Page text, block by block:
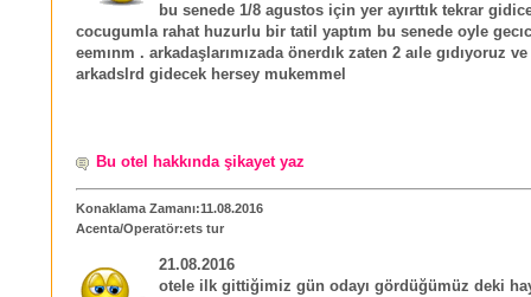
bu senede 1/8 agustos için yer ayırttık tekrar
cocugumla rahat huzurlu bir tatil yaptım bu senede oyle
eemınm . arkadaşlarımızada önerdık zaten 2 aıle gıdıyoruz ve
arkadslrd gidecek hersey mukemmel
Bu otel hakkında şikayet yaz
Konaklama Zamanı:11.08.2016
Acenta/Operatör:ets tur
21.08.2016
otele ilk gittiğimiz gün odayı gördüğümüz deki